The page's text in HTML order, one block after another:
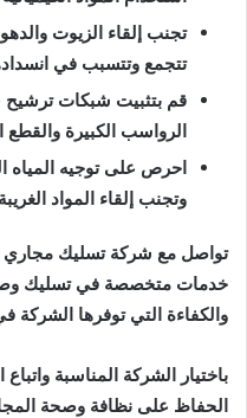
تجنب إلقاء الزيوت
تتجمع وتتسبب في
قم بتثبيت شبكات
الرواسب الكبيرة والقطع
احرص على توجيه المياه
وتجنب إلقاء المواد
تواصل مع شركة تسليك مجاري
خدمات متخصصة في تسليك
والكفاءة التي توفرها الشركة
باختيار الشركة المناسبة
الحفاظ على نظافة وصحة